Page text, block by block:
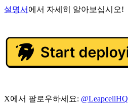
설명서 에서 자세히 알아보십시오!
X에서 팔로우하세요: @LeapcellHQ